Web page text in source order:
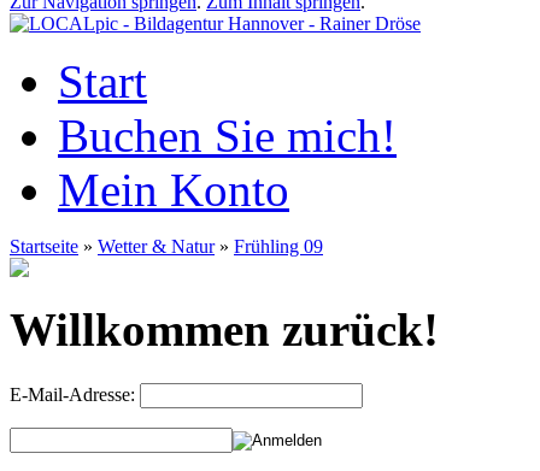
Start
Buchen Sie mich!
Mein Konto
Startseite » Wetter & Natur» Frühling 09
Willkommen zurück!
E-Mail-Adresse: